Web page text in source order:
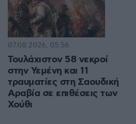
Τουλάχιστον 58 νεκροί
στην Υεμένη και 11
τραυματίες στη Σαουδική
Αραβία σε επιθέσεις των
Χούθι
07.08.2026, 05:56